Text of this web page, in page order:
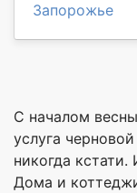
Запорожье
С началом
услуга
никогда
Дома и